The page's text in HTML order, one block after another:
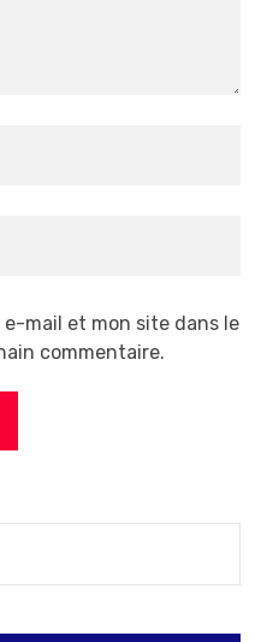
mail et mon site dans le
commentaire.